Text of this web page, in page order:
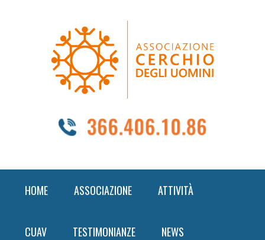
navigation
HOME ASSOCIAZIONE ATTIVITÀ
CUAV TESTIMONIANZE NEWS